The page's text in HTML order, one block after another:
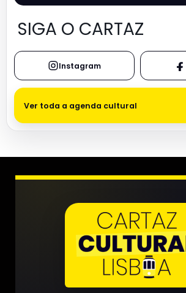
SIGA O CARTAZ
Instagram
Ver toda a agenda cultural